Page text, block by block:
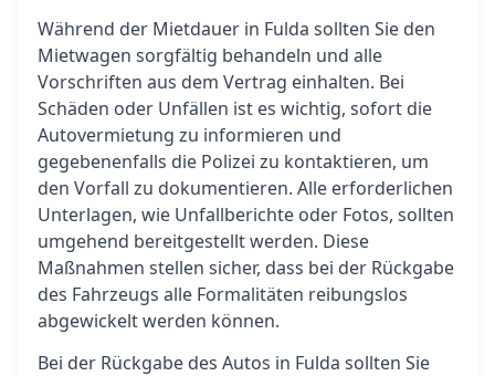
Während der Mietdauer in Fulda sollten Sie den
Mietwagen sorgfältig behandeln und alle
Vorschriften aus dem Vertrag einhalten. Bei
Schäden oder Unfällen ist es wichtig, sofort die
Autovermietung zu informieren und
gegebenenfalls die Polizei zu kontaktieren, um
den Vorfall zu dokumentieren. Alle erforderlichen
Unterlagen, wie Unfallberichte oder Fotos, sollten
umgehend bereitgestellt werden. Diese
Maßnahmen stellen sicher, dass bei der Rückgabe
des Fahrzeugs alle Formalitäten reibungslos
abgewickelt werden können.
Bei der Rückgabe des Autos in Fulda sollten Sie